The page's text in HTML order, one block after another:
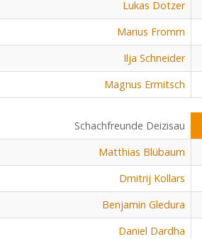
Lukas Dotzer
Marius Fromm
Ilja Schneider
Magnus Ermitsch
Schachfreunde Deizisau
Matthias Blübaum
Dmitrij Kollars
Benjamin Gledura
Daniel Dardha